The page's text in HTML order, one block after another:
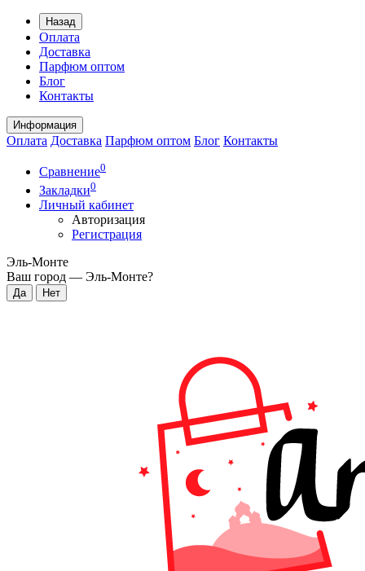
Назад
Оплата
Доставка
Парфюм оптом
Блог
Контакты
Информация
Оплата Доставка Парфюм оптом Блог Контакты
Сравнение0
Закладки0
Личный кабинет
Авторизация
Регистрация
Эль-Монте
Ваш город — Эль-Монте?